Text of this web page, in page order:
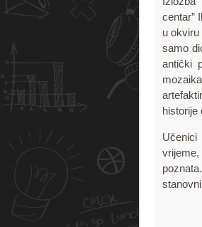
centar”
u
samo
antički
historije